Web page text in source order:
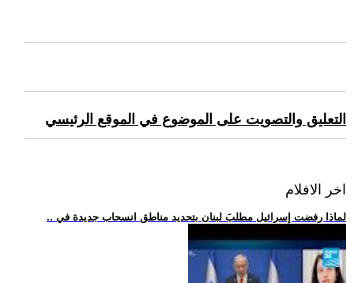
التعليق والتصويت على الموضوع في الموقع الرئيسي
اخر الافلام
.. لماذا رفضت إسرائيل مطلبَ لبنان بتحديد مناطق انسحاب جديدة في